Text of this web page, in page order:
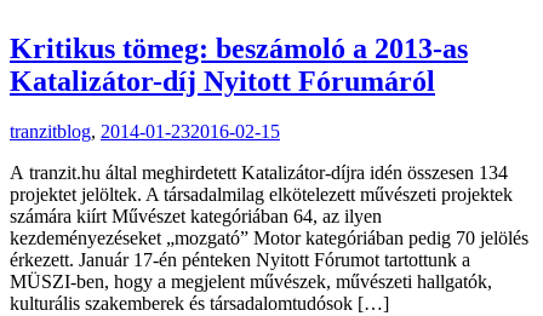
Kritikus tömeg: beszámoló a 2013-as
Katalizátor-díj Nyitott Fórumáról
tranzitblog, 2014-01-232016-02-15
A tranzit.hu által meghirdetett Katalizátor-díjra idén összesen 134
projektet jelöltek. A társadalmilag elkötelezett művészeti projektek
számára kiírt Művészet kategóriában 64, az ilyen
kezdeményezéseket „mozgató” Motor kategóriában pedig 70 jelölés
érkezett. Január 17-én pénteken Nyitott Fórumot tartottunk a
MÜSZI-ben, hogy a megjelent művészek, művészeti hallgatók,
kulturális szakemberek és társadalomtudósok […]